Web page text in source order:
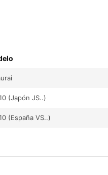
(Japón JS..)
(España VS..)